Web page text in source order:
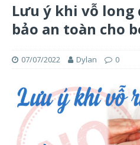
Lưu ý khi vỗ long
bảo an toàn cho
07/07/2022 Dylan 0